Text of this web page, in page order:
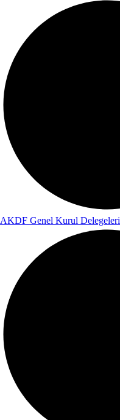
AKDF Genel Kurul Delegeleri